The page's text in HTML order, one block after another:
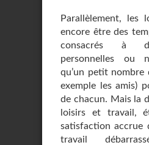
Parallèlement, les
encore être des
consacrés à
personnelles ou
qu’un petit nombre
exemple les amis)
de chacun. Mais la
loisirs et travail,
satisfaction accrue
travail